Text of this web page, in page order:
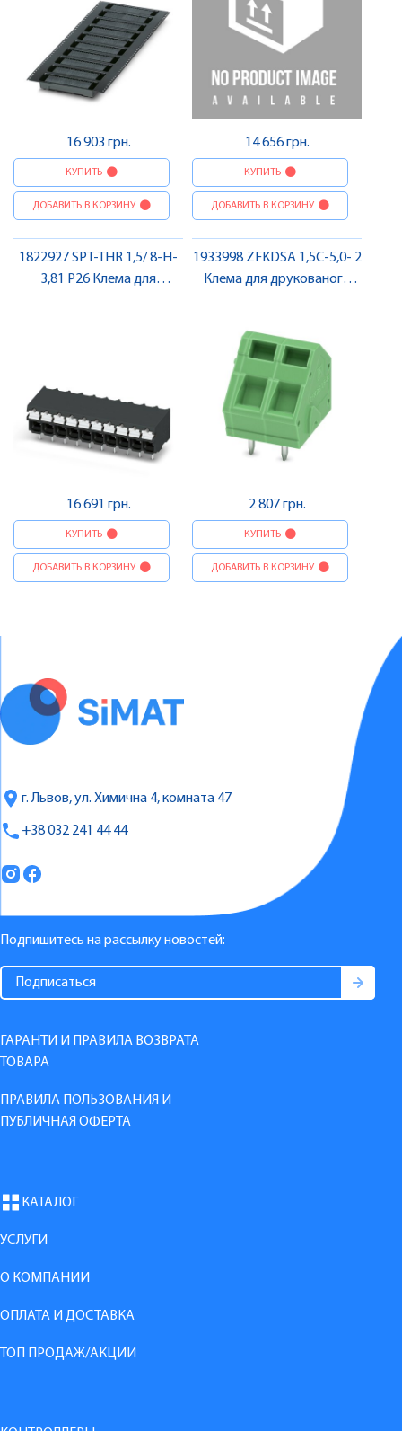
16 903 грн.
КУПИТЬ
ДОБАВИТЬ В КОРЗИНУ
14 656 грн.
КУПИТЬ
ДОБАВИТЬ В КОРЗИНУ
1822927 SPT-THR 1,5/ 8-H-
3,81 P26 Клема для
16 691 грн.
КУПИТЬ
ДОБАВИТЬ В КОРЗИНУ
1933998 ZFKDSA 1,5C-5,0- 2
Клема для друкованого
2 807 грн.
КУПИТЬ
ДОБАВИТЬ В КОРЗИНУ
г. Львов, ул. Химична 4, комната 47
+38 032 241 44 44
Подпишитесь на рассылку новостей:
ГАРАНТИ И ПРАВИЛА ВОЗВРАТА
ТОВАРА
ПРАВИЛА ПОЛЬЗОВАНИЯ И
ПУБЛИЧНАЯ ОФЕРТА
КАТАЛОГ
УСЛУГИ
О КОМПАНИИ
ОПЛАТА И ДОСТАВКА
ТОП ПРОДАЖ/АКЦИИ